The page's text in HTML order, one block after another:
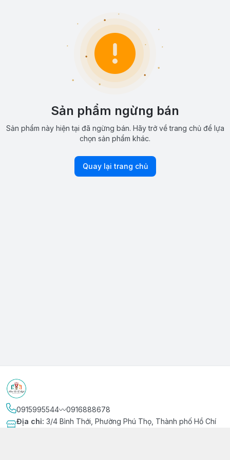
Sản phẩm ngừng bán
Sản phẩm này hiện tại đã ngừng bán. Hãy trở về trang chủ để lựa
chọn sản phẩm khác.
Quay lại trang chủ
0915995544〰️0916888678
Địa chỉ: 3/4 Bình Thới, Phường Phú Thọ, Thành phố Hồ Chí